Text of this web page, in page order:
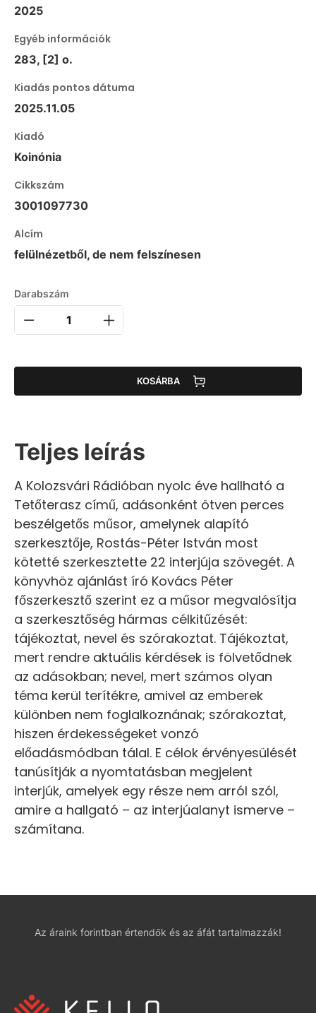
2025
Egyéb információk
283, [2] o.
Kiadás pontos dátuma
2025.11.05
Kiadó
Koinónia
Cikkszám
3001097730
Alcím
felülnézetből, de nem felszínesen
Darabszám
KOSÁRBA
Teljes leírás
A Kolozsvári Rádióban nyolc éve hallható a
Tetőterasz című, adásonként ötven perces
beszélgetős műsor, amelynek alapító
szerkesztője, Rostás-Péter István most
kötetté szerkesztette 22 interjúja szövegét. A
könyvhöz ajánlást író Kovács Péter
főszerkesztő szerint ez a műsor megvalósítja
a szerkesztőség hármas célkitűzését:
tájékoztat, nevel és szórakoztat. Tájékoztat,
mert rendre aktuális kérdések is fölvetődnek
az adásokban; nevel, mert számos olyan
téma kerül terítékre, amivel az emberek
különben nem foglalkoznának; szórakoztat,
hiszen érdekességeket vonzó
előadásmódban tálal. E célok érvényesülését
tanúsítják a nyomtatásban megjelent
interjúk, amelyek egy része nem arról szól,
amire a hallgató – az interjúalanyt ismerve –
számítana.
Az áraink forintban értendők és az áfát tartalmazzák!